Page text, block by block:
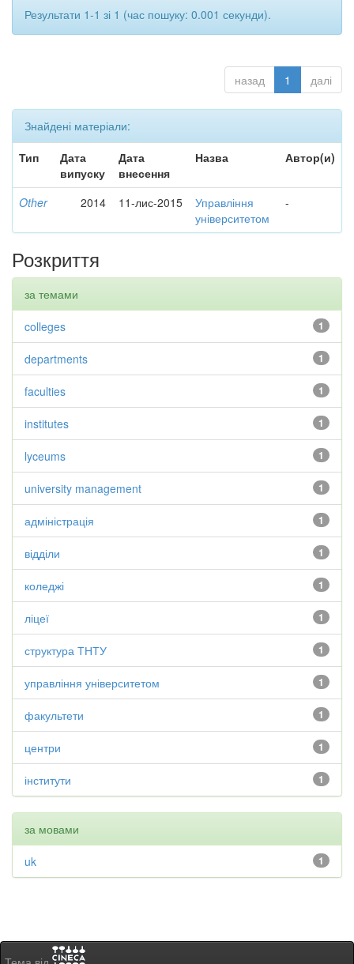
Результати 1-1 зі 1 (час пошуку: 0.001 секунди).
назад 1 далі
Знайдені матеріали:
Тип
Дата
випуску
Дата
внесення
Назва Автор(и)
Other 2014 11-лис-2015
Управління
університетом
-
Розкриття
за темами
1
colleges
1
departments
1
faculties
1
institutes
1
lyceums
1
university management
1
адміністрація
1
відділи
1
коледжі
1
ліцеї
1
структура ТНТУ
1
управління університетом
1
факультети
1
центри
1
інститути
за мовами
1
uk